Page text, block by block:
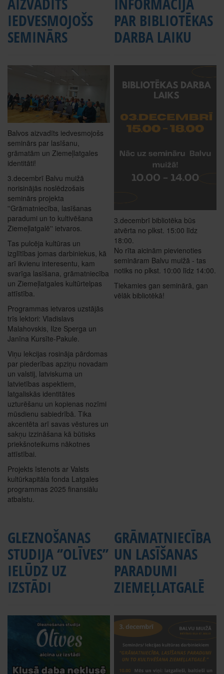
IEDVESMOJOŠS
SEMINĀRS
Balvos aizvadīts iedvesmojošs
seminārs par lasīšanu,
grāmatām un Ziemeļlatgales
identitāti!
3.decembrī Balvu muižā
norisinājās noslēdzošais
seminārs projekta
''Grāmatniecība, lasīšanas
paradumi un to kultivēšana
Ziemeļlatgalē'' ietvaros.
Tas pulcēja kultūras un
izglītības jomas darbiniekus, kā
arī ikvienu interesentu, kam
svarīga lasīšana, grāmatniecība
un Ziemeļlatgales kultūrtelpas
attīstība.
Programmas ietvaros uzstājās
trīs lektori: Vladislavs
Malahovskis, Ilze Sperga un
Janīna Kursīte-Pakule.
Viņu lekcijas rosināja pārdomas
par piederības apziņu novadam
un valstij, latviskuma un
latvietības aspektiem,
latgaliskās identitātes
uzturēšanu un kopienas nozīmi
mūsdienu sabiedrībā. Tika
akcentēta arī savas vēstures un
sakņu izzināšana kā būtisks
priekšnoteikums nākotnes
attīstībai.
Projekts īstenots ar Valsts
kultūrkapitāla fonda Latgales
programmas 2025 finansiālu
atbalstu.
PAR BIBLIOTĒKAS
DARBA LAIKU
3.decembrī bibliotēka būs
atvērta no plkst. 15:00 līdz
18:00.
No rīta aicinām pievienoties
semināram Balvu muižā - tas
notiks no plkst. 10:00 līdz 14:00.
Tiekamies gan seminārā, gan
vēlāk bibliotēkā!
GLEZNOŠANAS
STUDIJA ‘’OLĪVES’’
IELŪDZ UZ
IZSTĀDI
GRĀMATNIECĪBA
UN LASĪŠANAS
PARADUMI
ZIEMEĻLATGALĒ